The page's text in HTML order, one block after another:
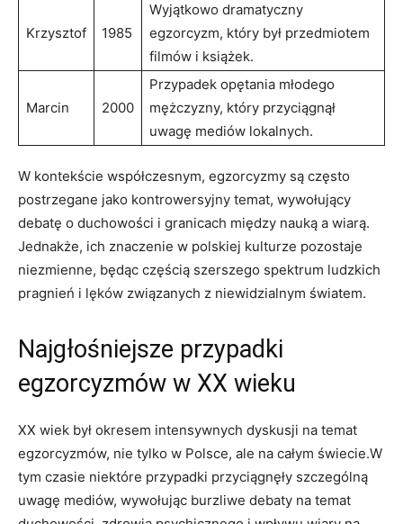
Krzysztof 1985
Wyjątkowo ⁢dramatyczny⁤
egzorcyzm, który był przedmiotem
filmów i⁢ książek.
Marcin 2000
Przypadek opętania młodego
mężczyzny, który przyciągnął
uwagę⁤ mediów lokalnych.
W kontekście współczesnym, egzorcyzmy są często
postrzegane jako kontrowersyjny​ temat, wywołujący
debatę o duchowości i granicach między nauką a⁣ wiarą.
Jednakże,⁣ ich znaczenie w polskiej ⁤kulturze pozostaje
niezmienne, będąc częścią szerszego ‍spektrum ludzkich
pragnień i lęków związanych‌ z niewidzialnym światem.
Najgłośniejsze przypadki
egzorcyzmów w XX wieku
XX wiek był okresem intensywnych dyskusji na temat
egzorcyzmów, ⁢nie tylko w Polsce, ale na ⁢całym świecie.W
⁤tym czasie niektóre przypadki przyciągnęły szczególną
uwagę mediów, wywołując burzliwe debaty na temat